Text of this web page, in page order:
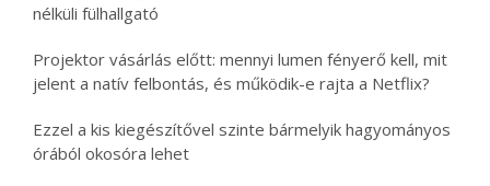
nélküli fülhallgató
Projektor vásárlás előtt: mennyi lumen fényerő kell, mit
jelent a natív felbontás, és működik-e rajta a Netflix?
Ezzel a kis kiegészítővel szinte bármelyik hagyományos
órából okosóra lehet